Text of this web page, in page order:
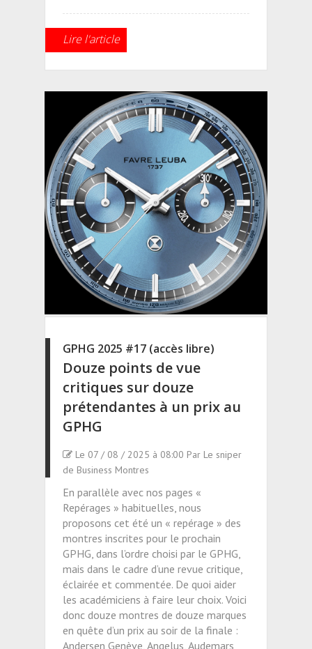
Lire l'article
GPHG 2025 #17 (accès libre)
Douze points de vue
critiques sur douze
prétendantes à un prix au
GPHG
Le 07 / 08 / 2025 à 08:00 Par Le sniper
de Business Montres
En parallèle avec nos pages «
Repérages » habituelles, nous
proposons cet été un « repérage » des
montres inscrites pour le prochain
GPHG, dans l’ordre choisi par le GPHG,
mais dans le cadre d’une revue critique,
éclairée et commentée. De quoi aider
les académiciens à faire leur choix. Voici
donc douze montres de douze marques
en quête d’un prix au soir de la finale :
Andersen Genève, Angelus, Audemars